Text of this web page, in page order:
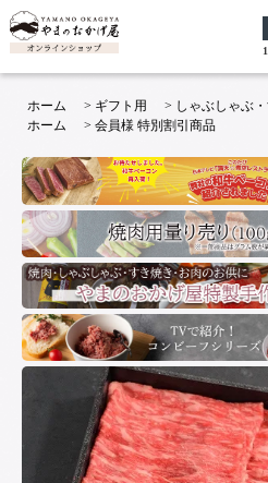
ホーム > ギフト用 > しゃぶしゃぶ
ホーム
> 会員様 特別割引商品